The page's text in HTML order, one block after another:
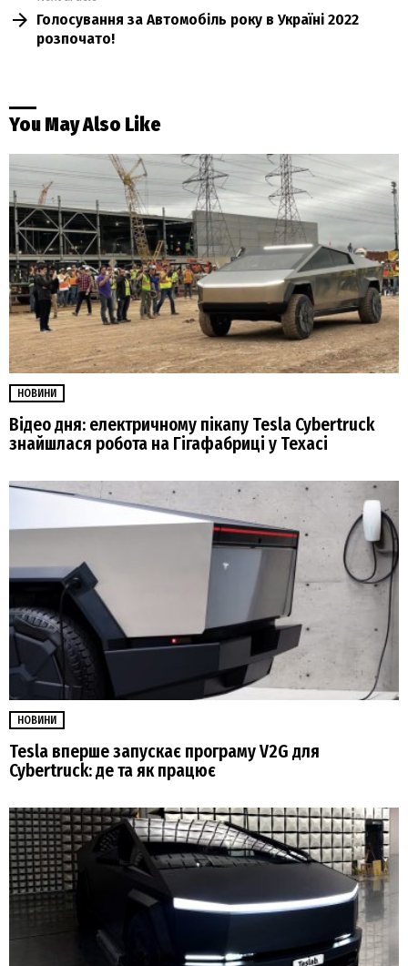
Голосування за Автомобіль року в Україні 2022
розпочато!
You May Also Like
НОВИНИ
Відео дня: електричному пікапу Tesla Cybertruck
знайшлася робота на Гігафабриці у Техасі
НОВИНИ
Tesla вперше запускає програму V2G для
Cybertruck: де та як працює